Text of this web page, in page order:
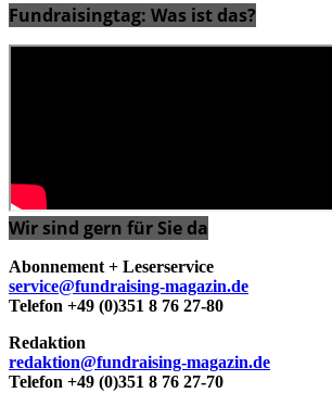
Fundraisingtag: Was ist das?
Wir sind gern für Sie da
Abonnement + Leserservice
service@fundraising-magazin.de
Telefon +49 (0)351 8 76 27-80
Redaktion
redaktion@fundraising-magazin.de
Telefon +49 (0)351 8 76 27-70